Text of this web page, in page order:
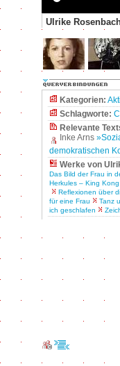
Ulrike
Kategorien:
Schlagworte:
Relevante
Inke Arns
demokratischen
Werke von
Das Bild der Frau in
Herkules – King Kong
Reflexionen über
für eine Frau
Tanz
ich geschlafen